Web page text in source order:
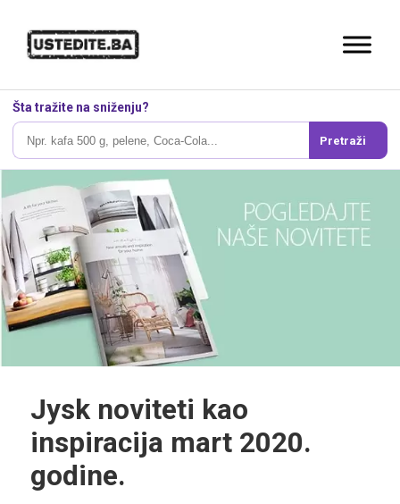
Šta tražite na sniženju?
Pretraži
Jysk noviteti kao
inspiracija mart 2020.
godine.